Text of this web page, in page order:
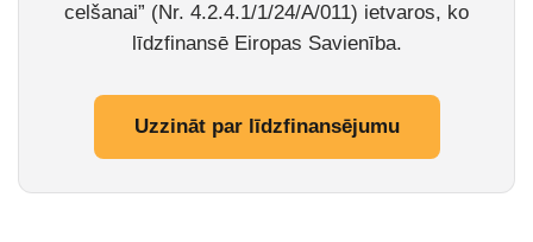
celšanai” (Nr. 4.2.4.1/1/24/A/011) ietvaros, ko
līdzfinansē Eiropas Savienība.
Uzzināt par līdzfinansējumu